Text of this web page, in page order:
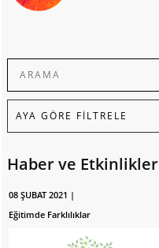
Haber ve Etkinlikler
08 ŞUBAT 2021 |
Eğitimde Farklılıklar